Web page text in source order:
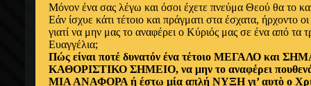
Μόνον ένα σας λέγω και όσοι έχετε πνεύμα Θεού θα το
Εάν ίσχυε κάτι τέτοιο και πράγματι στα έσχατα, ήρχοντο
γιατί να μην μας το αναφέρει ο Κύριός μας σε ένα από τα
Ευαγγέλια;
Πώς είναι ποτέ δυνατόν ένα τέτοιο ΜΕΓΑΛΟ και
ΚΑΘΟΡΙΣΤΙΚΟ ΣΗΜΕΙΟ, να μην το αναφέρει
ΜΙΑ ΑΝΑΦΟΡΑ ή έστω μία απλή ΝΥΞΗ γι’ αυτὸ ο